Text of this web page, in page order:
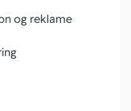
og reklame